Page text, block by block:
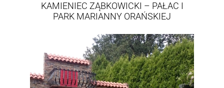
KAMIENIEC ZĄBKOWICKI – PAŁAC I
PARK MARIANNY ORAŃSKIEJ